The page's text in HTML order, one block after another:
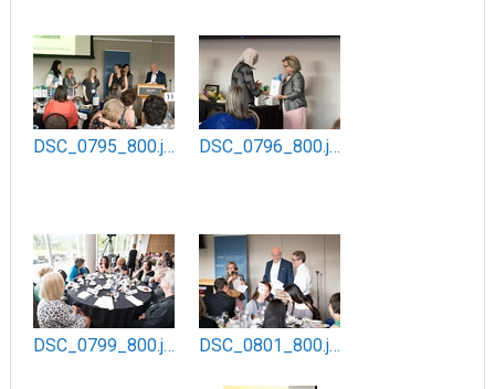
DSC_0795_800.jpg DSC_0796_800.jpg
DSC_0799_800.jpg DSC_0801_800.jpg